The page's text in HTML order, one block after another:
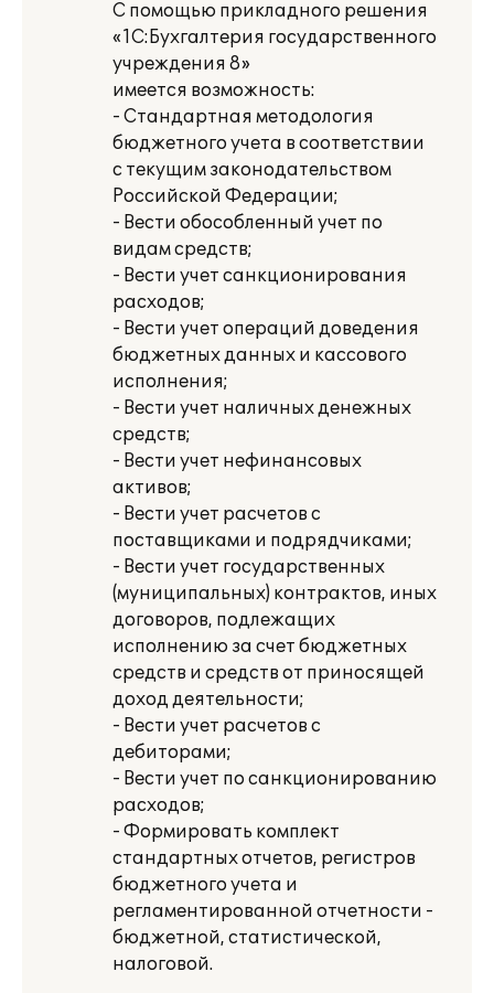
С помощью прикладного решения
«1С:Бухгалтерия государственного
учреждения 8»
имеется возможность:
- Стандартная методология
бюджетного учета в соответствии
с текущим законодательством
Российской Федерации;
- Вести обособленный учет по
видам средств;
- Вести учет санкционирования
расходов;
- Вести учет операций доведения
бюджетных данных и кассового
исполнения;
- Вести учет наличных денежных
средств;
- Вести учет нефинансовых
активов;
- Вести учет расчетов с
поставщиками и подрядчиками;
- Вести учет государственных
(муниципальных) контрактов, иных
договоров, подлежащих
исполнению за счет бюджетных
средств и средств от приносящей
доход деятельности;
- Вести учет расчетов с
дебиторами;
- Вести учет по санкционированию
расходов;
- Формировать комплект
стандартных отчетов, регистров
бюджетного учета и
регламентированной отчетности -
бюджетной, статистической,
налоговой.